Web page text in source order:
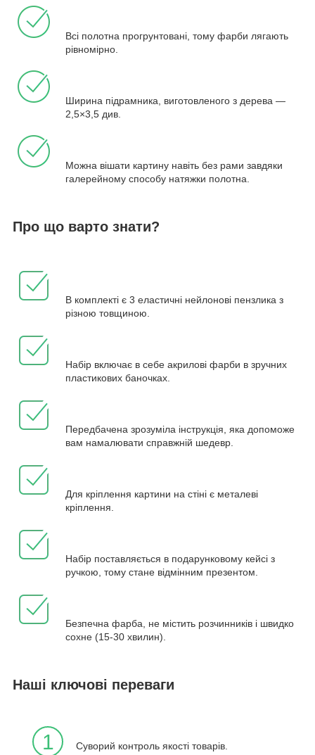
Всі полотна прогрунтовані, тому фарби лягають
рівномірно.
Ширина підрамника, виготовленого з дерева —
2,5×3,5 див.
Можна вішати картину навіть без рами завдяки
галерейному способу натяжки полотна.
Про що варто знати?
В комплекті є 3 еластичні нейлонові пензлика з
різною товщиною.
Набір включає в себе акрилові фарби в зручних
пластикових баночках.
Передбачена зрозуміла інструкція, яка допоможе
вам намалювати справжній шедевр.
Для кріплення картини на стіні є металеві
кріплення.
Набір поставляється в подарунковому кейсі з
ручкою, тому стане відмінним презентом.
Безпечна фарба, не містить розчинників і швидко
сохне (15-30 хвилин).
Наші ключові переваги
1 Суворий контроль якості товарів.